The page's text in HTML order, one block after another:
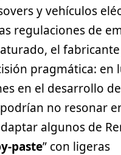
y vehículos
regulaciones de
el
pragmática: en
en el desarrollo
no resonar
algunos de
paste” con ligeras